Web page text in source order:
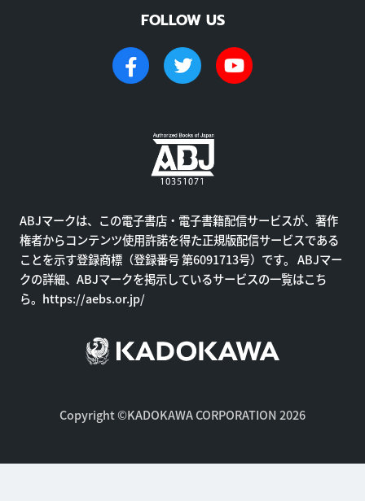
FOLLOW US
ABJマークは、この電子書店・電子書籍配信サービスが、著作
権者からコンテンツ使用許諾を得た正規版配信サービスである
ことを示す登録商標（登録番号 第6091713号）です。 ABJマー
クの詳細、ABJマークを掲示しているサービスの一覧はこち
ら。 https://aebs.or.jp/
Copyright ©KADOKAWA CORPORATION 2026